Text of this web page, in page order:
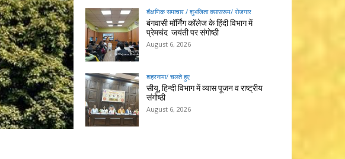
शैक्षणिक समाचार / शुभजिता क्सासरूम/ रोजगार
बंगवासी मॉर्निंग कॉलेज के हिंदी विभाग में
प्रेमचंद जयंती पर संगोष्ठी
August 6, 2026
शहरनामा/ चलते हुए
सीयू, हिन्दी विभाग में व्यास पूजन व राष्ट्रीय
संगोष्ठी
August 6, 2026